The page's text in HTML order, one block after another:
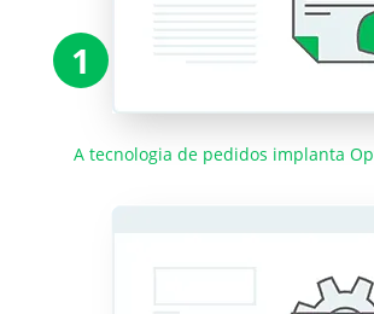
1
A tecnologia de pedidos implanta